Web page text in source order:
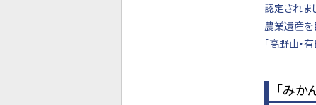
認定されま
農業遺産を
「高野山・
「み